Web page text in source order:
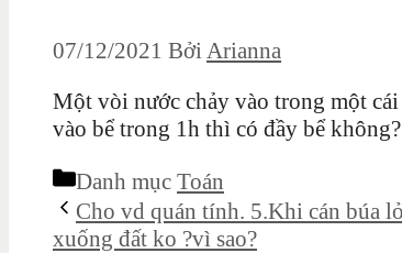
07/12/2021 Bởi Arianna
Một vòi nước chảy vào trong một
vào bể trong 1h thì có đầy bể không?
Danh mục Toán
Cho vd quán tính. 5.Khi cán búa
xuống đất ko ?vì sao?